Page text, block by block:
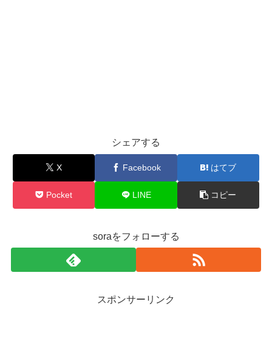
シェアする
X Facebook はてブ
Pocket LINE コピー
soraをフォローする
スポンサーリンク